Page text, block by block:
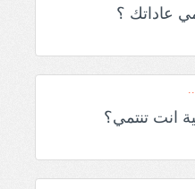
عاداتك ؟
انت تنتمي؟